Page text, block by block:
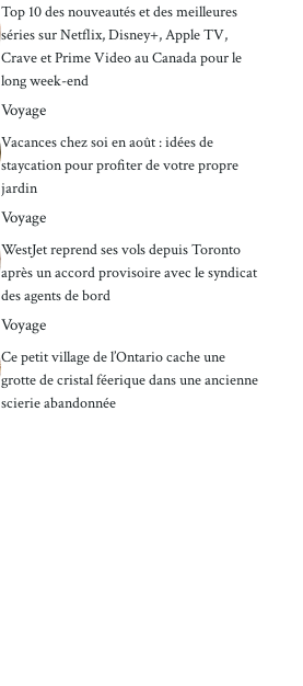
Top 10 des nouveautés et des meilleures
séries sur Netflix, Disney+, Apple TV,
Crave et Prime Video au Canada pour le
long week-end
Voyage
Vacances chez soi en août : idées de
staycation pour profiter de votre propre
jardin
Voyage
WestJet reprend ses vols depuis Toronto
après un accord provisoire avec le syndicat
des agents de bord
Voyage
Ce petit village de l’Ontario cache une
grotte de cristal féerique dans une ancienne
scierie abandonnée